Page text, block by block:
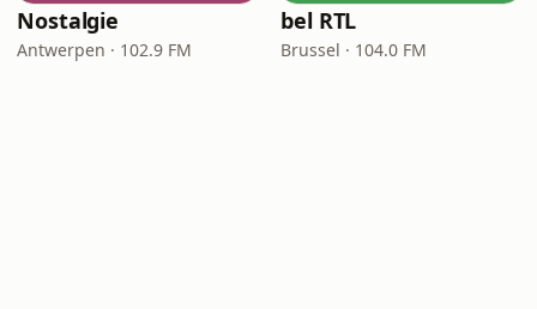
Nostalgie
Antwerpen · 102.9 FM
bel RTL
Brussel · 104.0 FM